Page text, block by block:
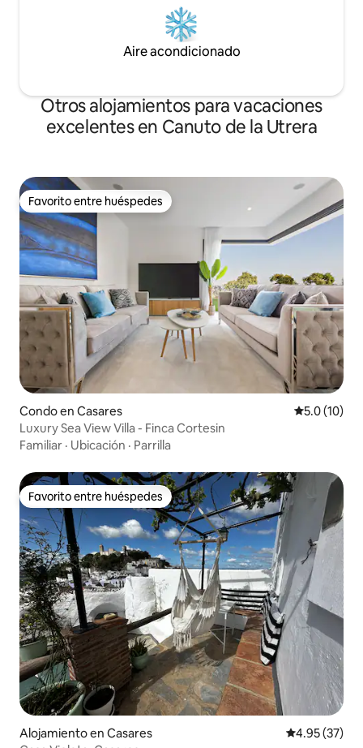
Aire acondicionado
Otros alojamientos para vacaciones
excelentes en Canuto de la Utrera
Favorito entre huéspedes
Favorito entre huéspedes
Condo en Casares Calificación
5.0 (10)
Luxury Sea View Villa - Finca Cortesin
Familiar · Ubicación · Parrilla
Favorito entre huéspedes
Favorito entre huéspedes
Alojamiento en Casares Calificación
4.95 (37)